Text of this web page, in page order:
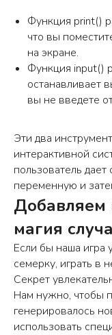
Функция print()
что вы
на экране.
Функция input()
останавливает
вы не введете
Эти два
интерактивной
пользователь дает
переменную и
Добавляем
магия
Если бы наша игра
семерку, играть в
Секрет
Нам нужно, чтобы
генерировалось
использовать